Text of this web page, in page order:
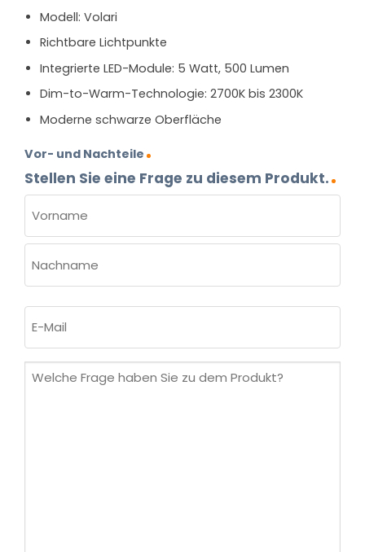
Modell: Volari
Richtbare Lichtpunkte
Integrierte LED-Module: 5 Watt, 500 Lumen
Dim-to-Warm-Technologie: 2700K bis 2300K
Moderne schwarze Oberfläche
Vor- und Nachteile
Stellen Sie eine Frage zu diesem Produkt.
(ERFORDERLICH)
Vorname
Mail
Welche